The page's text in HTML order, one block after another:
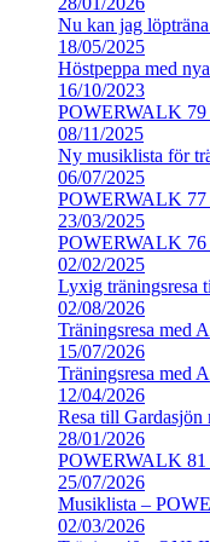
Nu kan jag
18/05/2025
Höstpeppa med
16/10/2023
POWERWALK
08/11/2025
Ny musiklista för
06/07/2025
POWERWALK
23/03/2025
POWERWALK
02/02/2025
Lyxig träningsresa
02/08/2026
Träningsresa med
15/07/2026
Träningsresa med
12/04/2026
Resa till Gardasjön
28/01/2026
POWERWALK
25/07/2026
Musiklista –
02/03/2026